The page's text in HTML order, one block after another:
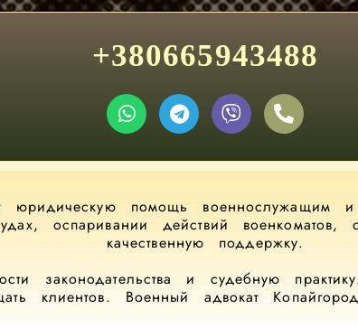
+380665943488
юридическую помощь военнослужащим
оспаривании действий
качественную поддержку.
законодательства и судебную
клиентов. Военный адвокат